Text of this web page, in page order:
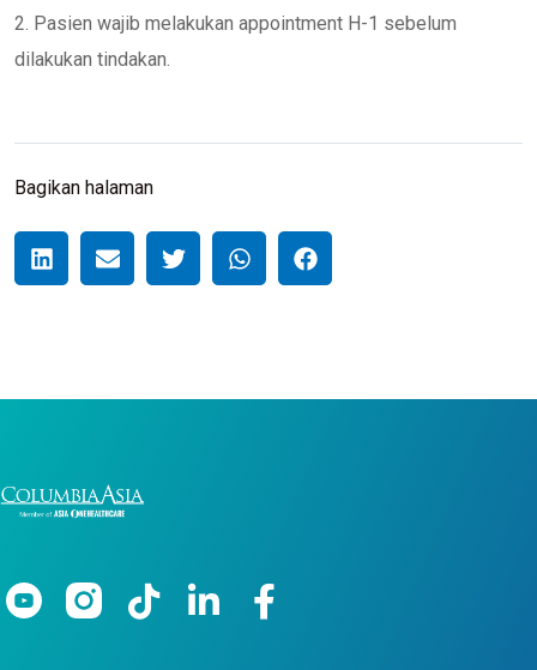
2. Pasien wajib melakukan appointment H-1 sebelum
dilakukan tindakan.
Bagikan halaman